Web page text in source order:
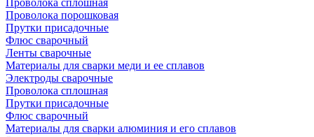
Проволока сплошная
Проволока порошковая
Прутки присадочные
Флюс сварочный
Ленты сварочные
Материалы для сварки меди и ее сплавов
Электроды сварочные
Проволока сплошная
Прутки присадочные
Флюс сварочный
Материалы для сварки алюминия и его сплавов